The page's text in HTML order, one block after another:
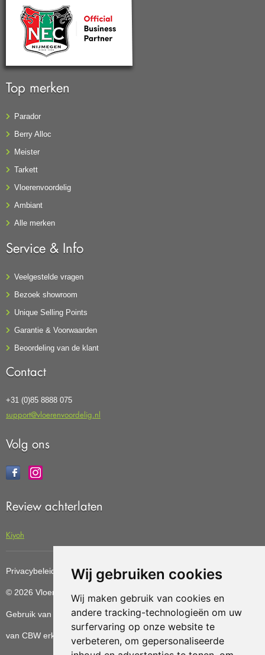
Wij gebruiken cookies
Wij maken gebruik van cookies en
andere tracking-technologieën om uw
surfervaring op onze website te
verbeteren, om gepersonaliseerde
Top merken
Parador
Berry Alloc
Meister
Tarkett
Vloerenvoordelig
Ambiant
Alle merken
Service & Info
Veelgestelde vragen
Bezoek showroom
Unique Selling Points
Garantie & Voorwaarden
Beoordeling van de klant
Contact
+31 (0)85 8888 075
support@vloerenvoordelig.nl
Volg ons
Review achterlaten
Kiyoh
Privacybeleid Cookiebeleid Update cookies preferences
© 2026 Vloerenvoordelig Deze website is ontwikkeld door AGN
Gebruik van deze site betekent dat u dealgemene voorwaarden
van CBW erkende woonwinkels accepteert.